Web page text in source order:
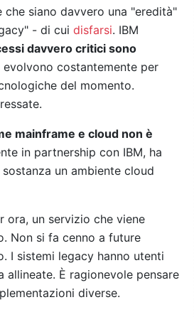
siano davvero una "eredità"
- di cui disfarsi. IBM
davvero critici sono
costantemente per
del momento.
mainframe e cloud non è
in partnership con IBM, ha
un ambiente cloud
ora, un servizio che viene
Non si fa cenno a future
I sistemi legacy hanno utenti
allineate. È ragionevole pensare
diverse.